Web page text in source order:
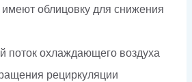
облицовку для снижения
поток охлаждающего воздуха
рециркуляции